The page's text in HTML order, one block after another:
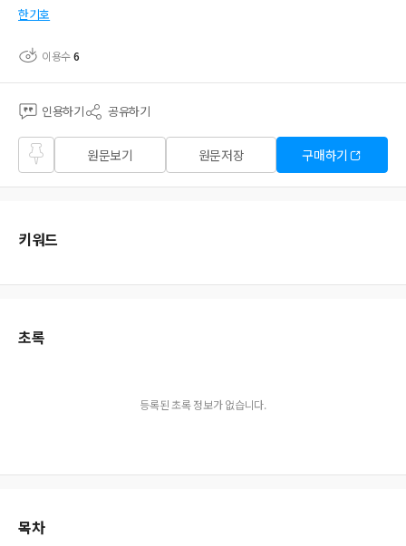
한기호
이용수6
인용하기 공유하기
즐겨
찾기
원문보기 원문저장 구매하기
키워드
초록
등록된 초록 정보가 없습니다.
목차